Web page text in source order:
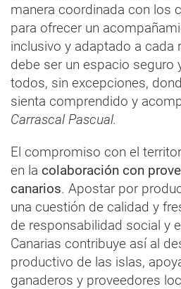
manera coordinada con los
para ofrecer un
inclusivo y adaptado a cada
debe ser un espacio seguro
todos, sin excepciones,
sienta comprendido y
Carrascal Pascual.
El compromiso con el
en la colaboración con
canarios. Apostar por
una cuestión de calidad y
de responsabilidad social y
Canarias contribuye así al
productivo de las islas,
ganaderos y proveedores